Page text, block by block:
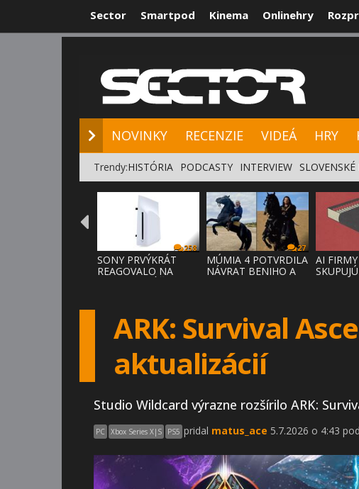
Sector Smartpod Kinema Onlinehry
NOVINKY RECENZIE VIDEÁ HRY
Trendy:HISTÓRIA PODCASTY INTERVIEW SLOVENSKÉ
258
SONY PRVÝKRÁT
REAGOVALO NA
27
MÚMIA 4 POTVRDILA
NÁVRAT BENIHO A
AI
ARK: Survival
aktualizácií
Studio Wildcard výrazne rozšírilo ARK:
PC Xbox Series X|S PS5 pridal matus_ace 5.7.2026 o 4:43